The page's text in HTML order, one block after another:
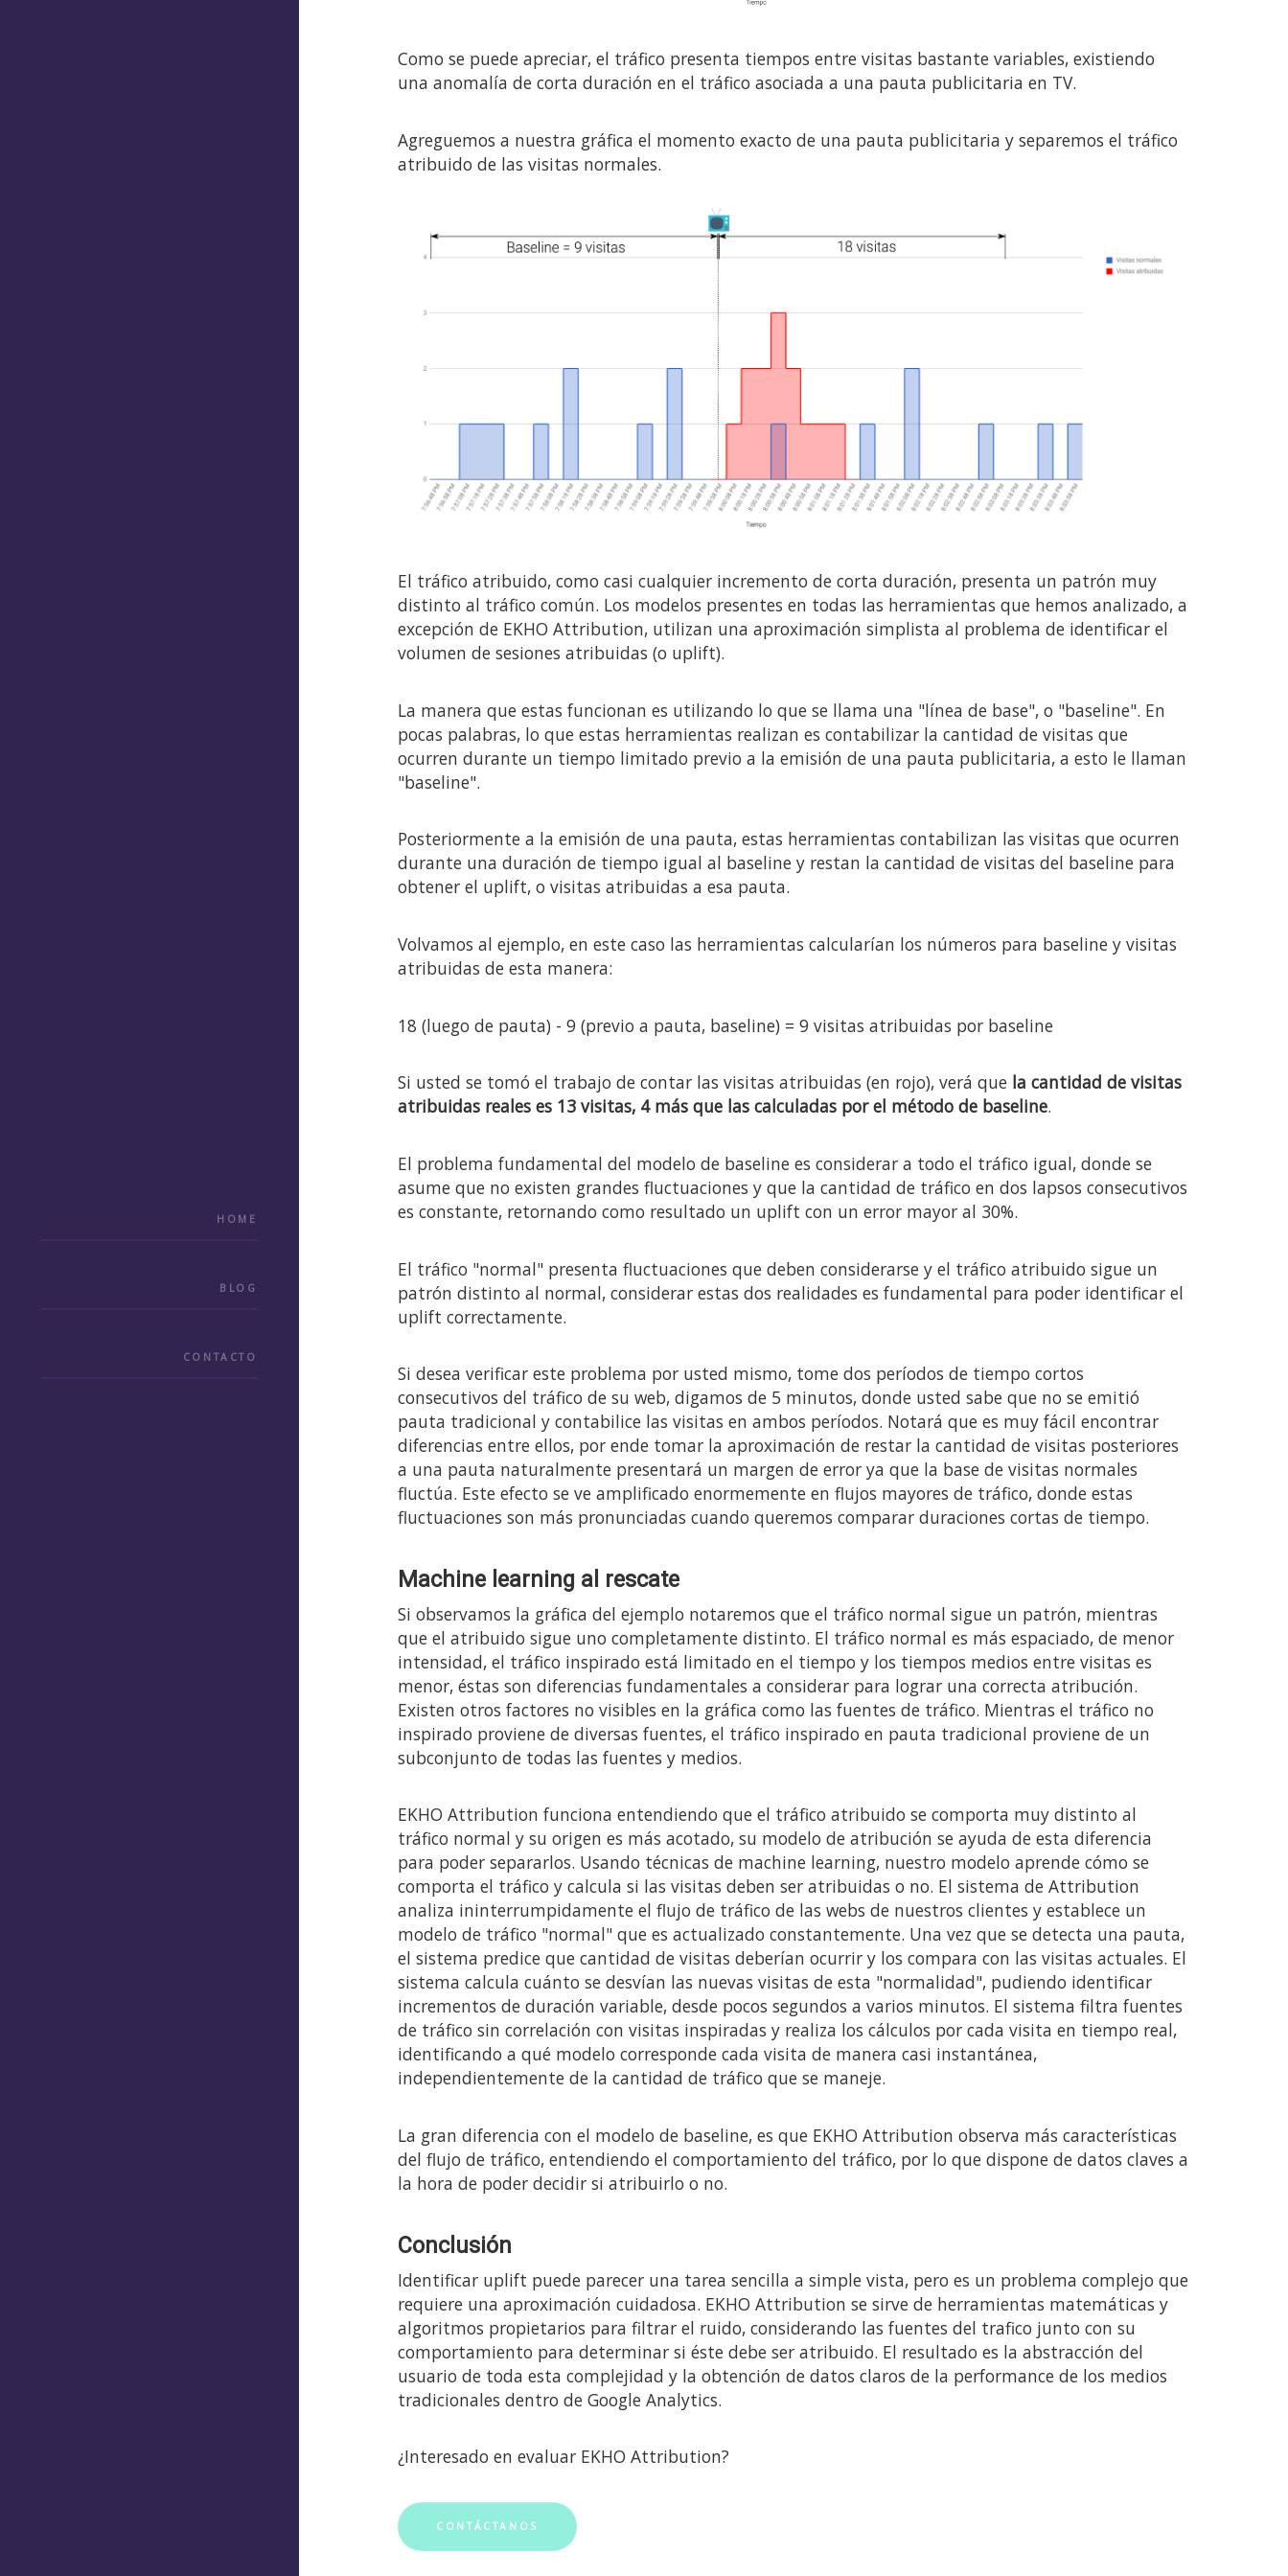
HOME
BLOG
CONTACTO
Como se puede apreciar, el tráfico presenta tiempos entre visitas bastante variables, existiendo
una anomalía de corta duración en el tráfico asociada a una pauta publicitaria en TV.
Agreguemos a nuestra gráfica el momento exacto de una pauta publicitaria y separemos el tráfico
atribuido de las visitas normales.
El tráfico atribuido, como casi cualquier incremento de corta duración, presenta un patrón muy
distinto al tráfico común. Los modelos presentes en todas las herramientas que hemos analizado, a
excepción de EKHO Attribution, utilizan una aproximación simplista al problema de identificar el
volumen de sesiones atribuidas (o uplift).
La manera que estas funcionan es utilizando lo que se llama una "línea de base", o "baseline". En
pocas palabras, lo que estas herramientas realizan es contabilizar la cantidad de visitas que
ocurren durante un tiempo limitado previo a la emisión de una pauta publicitaria, a esto le llaman
"baseline".
Posteriormente a la emisión de una pauta, estas herramientas contabilizan las visitas que ocurren
durante una duración de tiempo igual al baseline y restan la cantidad de visitas del baseline para
obtener el uplift, o visitas atribuidas a esa pauta.
Volvamos al ejemplo, en este caso las herramientas calcularían los números para baseline y visitas
atribuidas de esta manera:
18 (luego de pauta) - 9 (previo a pauta, baseline) = 9 visitas atribuidas por baseline
Si usted se tomó el trabajo de contar las visitas atribuidas (en rojo), verá que la cantidad de visitas
atribuidas reales es 13 visitas, 4 más que las calculadas por el método de baseline.
El problema fundamental del modelo de baseline es considerar a todo el tráfico igual, donde se
asume que no existen grandes fluctuaciones y que la cantidad de tráfico en dos lapsos consecutivos
es constante, retornando como resultado un uplift con un error mayor al 30%.
El tráfico "normal" presenta fluctuaciones que deben considerarse y el tráfico atribuido sigue un
patrón distinto al normal, considerar estas dos realidades es fundamental para poder identificar el
uplift correctamente.
Si desea verificar este problema por usted mismo, tome dos períodos de tiempo cortos
consecutivos del tráfico de su web, digamos de 5 minutos, donde usted sabe que no se emitió
pauta tradicional y contabilice las visitas en ambos períodos. Notará que es muy fácil encontrar
diferencias entre ellos, por ende tomar la aproximación de restar la cantidad de visitas posteriores
a una pauta naturalmente presentará un margen de error ya que la base de visitas normales
fluctúa. Este efecto se ve amplificado enormemente en flujos mayores de tráfico, donde estas
fluctuaciones son más pronunciadas cuando queremos comparar duraciones cortas de tiempo.
Machine learning al rescate
Si observamos la gráfica del ejemplo notaremos que el tráfico normal sigue un patrón, mientras
que el atribuido sigue uno completamente distinto. El tráfico normal es más espaciado, de menor
intensidad, el tráfico inspirado está limitado en el tiempo y los tiempos medios entre visitas es
menor, éstas son diferencias fundamentales a considerar para lograr una correcta atribución.
Existen otros factores no visibles en la gráfica como las fuentes de tráfico. Mientras el tráfico no
inspirado proviene de diversas fuentes, el tráfico inspirado en pauta tradicional proviene de un
subconjunto de todas las fuentes y medios.
EKHO Attribution funciona entendiendo que el tráfico atribuido se comporta muy distinto al
tráfico normal y su origen es más acotado, su modelo de atribución se ayuda de esta diferencia
para poder separarlos. Usando técnicas de machine learning, nuestro modelo aprende cómo se
comporta el tráfico y calcula si las visitas deben ser atribuidas o no. El sistema de Attribution
analiza ininterrumpidamente el flujo de tráfico de las webs de nuestros clientes y establece un
modelo de tráfico "normal" que es actualizado constantemente. Una vez que se detecta una pauta,
el sistema predice que cantidad de visitas deberían ocurrir y los compara con las visitas actuales. El
sistema calcula cuánto se desvían las nuevas visitas de esta "normalidad", pudiendo identificar
incrementos de duración variable, desde pocos segundos a varios minutos. El sistema filtra fuentes
de tráfico sin correlación con visitas inspiradas y realiza los cálculos por cada visita en tiempo real,
identificando a qué modelo corresponde cada visita de manera casi instantánea,
independientemente de la cantidad de tráfico que se maneje.
La gran diferencia con el modelo de baseline, es que EKHO Attribution observa más características
del flujo de tráfico, entendiendo el comportamiento del tráfico, por lo que dispone de datos claves a
la hora de poder decidir si atribuirlo o no.
Conclusión
Identificar uplift puede parecer una tarea sencilla a simple vista, pero es un problema complejo que
requiere una aproximación cuidadosa. EKHO Attribution se sirve de herramientas matemáticas y
algoritmos propietarios para filtrar el ruido, considerando las fuentes del trafico junto con su
comportamiento para determinar si éste debe ser atribuido. El resultado es la abstracción del
usuario de toda esta complejidad y la obtención de datos claros de la performance de los medios
tradicionales dentro de Google Analytics.
¿Interesado en evaluar EKHO Attribution?
CONTÁCTANOS